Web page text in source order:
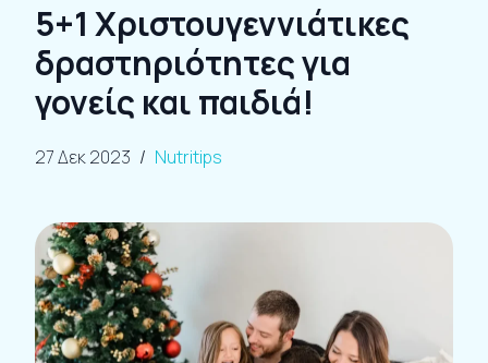
5+1 Χριστουγεννιάτικες
δραστηριότητες για
γονείς και παιδιά!
27 Δεκ 2023 / Nutritips